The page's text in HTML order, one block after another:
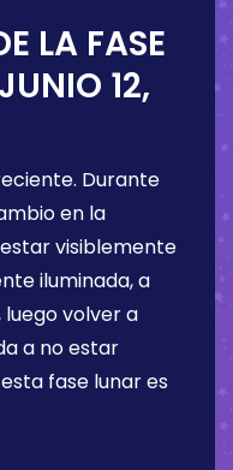
LA FASE
JUNIO 12,
. Durante
en la
visiblemente
iluminada, a
volver a
a no estar
fase lunar es